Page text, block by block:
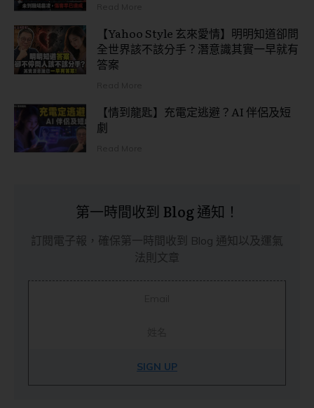
【Yahoo Style 玄來愛情】明明知道卻問
全世界該不該分手？潛意識其實一早就有
答案
【情到龍匙】充電定逃避？AI 伴侶及短
劇
第一時間收到 Blog 通知！
訂閱電子報，確保第一時間收到 Blog 通知以及運氣
法則文章
SIGN UP